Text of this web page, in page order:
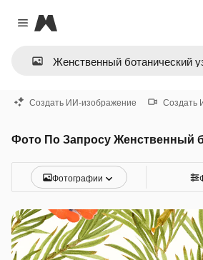
Close menu
Magnific
Создать ИИ-изображение Создать
Фотографии